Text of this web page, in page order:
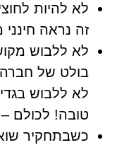
לא להיות
זה נראה
לא ללבוש
בולט של
לא ללבוש
טובה! לכולם
כשבתחקיר